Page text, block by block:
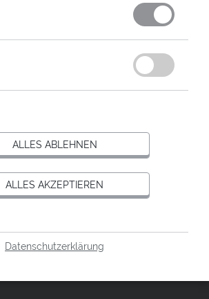
BETREIBERGESELSCHAFT
ALLES ABLEHNEN
ALLES AKZEPTIEREN
Datenschutzerklärung